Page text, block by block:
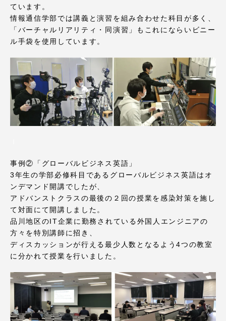
ています。
情報通信学部では講義と演習を組み合わせた科目が多く、
「バーチャルリアリティ・同演習」もこれにならいビニー
ル手袋を使用しています。
事例②「グローバルビジネス英語」
3年生の学部必修科目であるグローバルビジネス英語はオ
ンデマンド開講でしたが、
アドバンストクラスの最後の２回の授業を感染対策を施し
て対面にて開講しました。
品川地区のIT企業に勤務されている外国人エンジニアの
方々を特別講師に招き、
ディスカッションが行える最少人数となるよう4つの教室
に分かれて授業を行いました。
札幌キャンパス
TOKAIスポーツ
ニュースリリース
卒業にあたってのアンケート
認証評価